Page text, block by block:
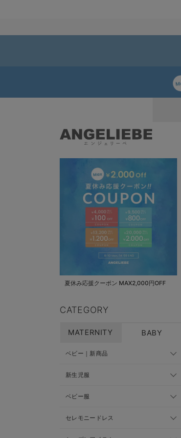
夏休み応援クーポン MAX2,000円OFF
CATEGORY
MATERNITY BABY
ベビー｜新商品
新生児服
ベビー服
セレモニードレス